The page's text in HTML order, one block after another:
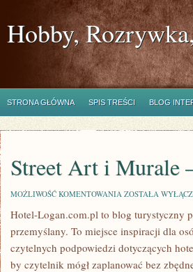
Hobby,
STRONA GŁÓWNA SPIS TREŚCI BLOG
Street Art i Murale
MOŻLIWOŚĆ KOMENTOWANIA STREET
I
MURALE
–
MIEJSKIE
ODKRYCIA
ZOSTAŁA
Hotel-Logan.com.pl to blog turystyczny
przemyślany. To miejsce inspiracji dla
czytelnych podpowiedzi dotyczących
by czytelnik mógł zaplanować bez